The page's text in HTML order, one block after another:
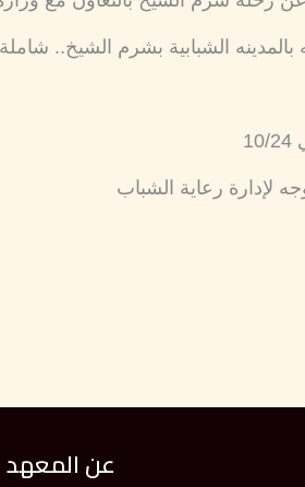
لإدارة رعاية الشباب
عن المعهد